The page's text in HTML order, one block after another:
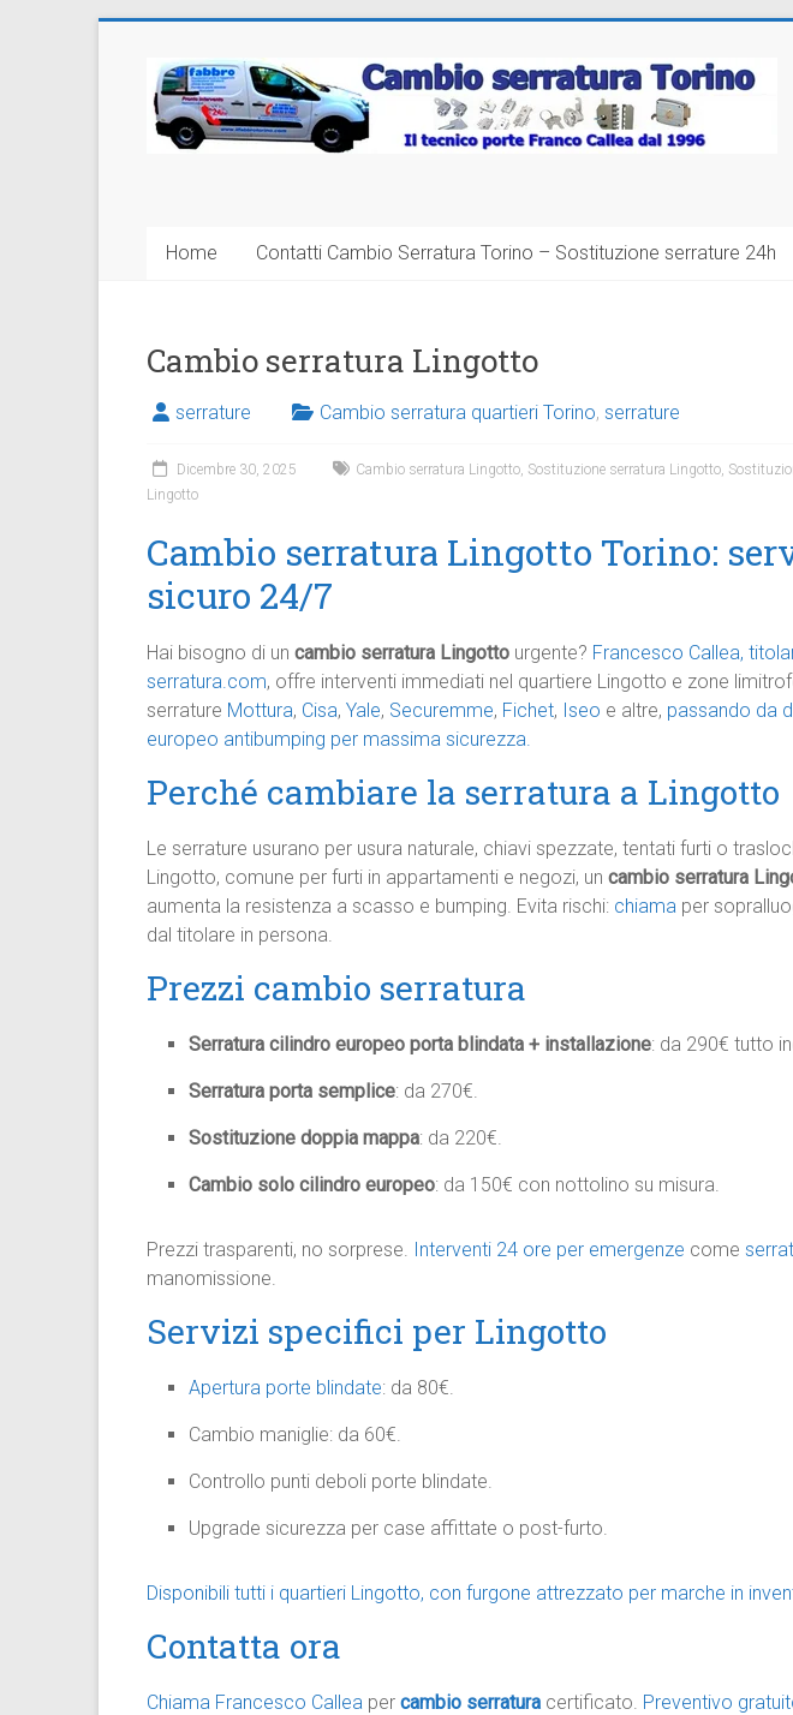
contenutoCambio
Serratura
Home Contatti Cambio Serratura Torino – Sostituzione serrature 24h
Cambio serratura Lingotto
serrature Cambio serratura quartieri Torino, serrature
Dicembre 30, 2025 Cambio serratura Lingotto, Sostituzione serratura Lingotto,
Lingotto
Cambio serratura Lingotto Torino:
sicuro 24/7
Hai bisogno di un cambio serratura Lingotto urgente? Francesco Callea,
serratura.com, offre interventi immediati nel quartiere Lingotto e zone
serrature Mottura, Cisa, Yale, Securemme, Fichet, Iseo e altre, passando da
europeo antibumping per massima sicurezza.
Perché cambiare la serratura a Lingotto
Le serrature usurano per usura naturale, chiavi spezzate, tentati furti o
Lingotto, comune per furti in appartamenti e negozi, un cambio serratura
aumenta la resistenza a scasso e bumping. Evita rischi: chiama per
dal titolare in persona.
Prezzi cambio serratura
Serratura cilindro europeo porta blindata + installazione: da 290€ tutto
Serratura porta semplice: da 270€.
Sostituzione doppia mappa: da 220€.
Cambio solo cilindro europeo: da 150€ con nottolino su misura.
Prezzi trasparenti, no sorprese. Interventi 24 ore per emergenze come
manomissione.
Servizi specifici per Lingotto
Apertura porte blindate: da 80€.
Cambio maniglie: da 60€.
Controllo punti deboli porte blindate.
Upgrade sicurezza per case affittate o post-furto.
Disponibili tutti i quartieri Lingotto, con furgone attrezzato per marche in
Contatta ora
Chiama Francesco Callea per cambio serratura certificato. Preventivo